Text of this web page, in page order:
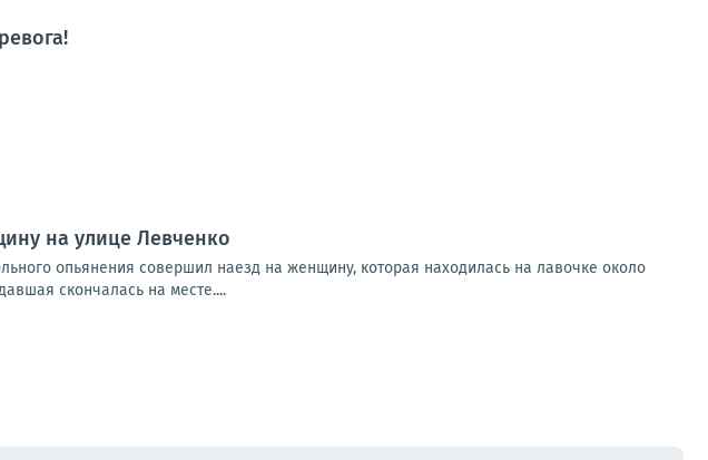
на улице Левченко
опьянения совершил наезд на женщину, которая находилась на лавочке около
скончалась на месте....